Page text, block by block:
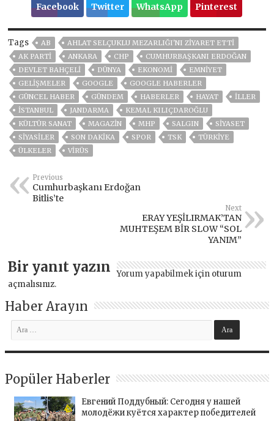
Facebook Twitter WhatsApp Pinterest
Tags AB
AHLAT SELÇUKLU MEZARLIĞI'NI ZIYARET ETTI
AK PARTİ
ANKARA CHP
CUMHURBAŞKANI ERDOĞAN
DEVLET BAHÇELİ
DÜNYA EKONOMİ
EMNİYET
GELIŞMELER
GOOGLE
GOOGLE HABERLER
GÜNCEL HABER
GÜNDEM HABERLER HAYAT
İLLER
ISTANBUL
JANDARMA
KEMAL KILIÇDAROĞLU
KÜLTÜR SANAT
MAGAZİN MHP SALGIN
SİYASET
SİYASİLER
SON DAKIKA SPOR TSK
TÜRKİYE
ÜLKELER
VIRÜS
Previous
Cumhurbaşkanı Erdoğan
Bitlis’te
Next
ERAY YEŞİLIRMAK’TAN
MUHTEŞEM BİR SLOW “SOL
YANIM”
Bir yanıt yazın Yorum yapabilmek için oturum
açmalısınız.
Haber Arayın
Popüler Haberler
Евгений Поддубный: Сегодня у нашей
молодёжи куётся характер победителей